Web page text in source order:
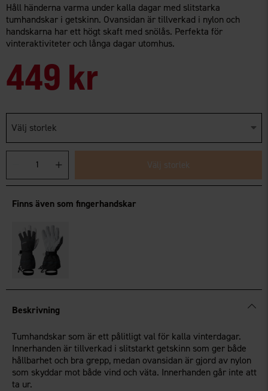
Håll händerna varma under kalla dagar med slitstarka
tumhandskar i getskinn. Ovansidan är tillverkad i nylon och
handskarna har ett högt skaft med snölås. Perfekta för
vinteraktiviteter och långa dagar utomhus.
449 kr
Välj storlek
Välj storlek
Finns även som fingerhandskar
Beskrivning
Tumhandskar som är ett pålitligt val för kalla vinterdagar.
Innerhanden är tillverkad i slitstarkt getskinn som ger både
hållbarhet och bra grepp, medan ovansidan är gjord av nylon
som skyddar mot både vind och väta. Innerhanden går inte att
ta ur.